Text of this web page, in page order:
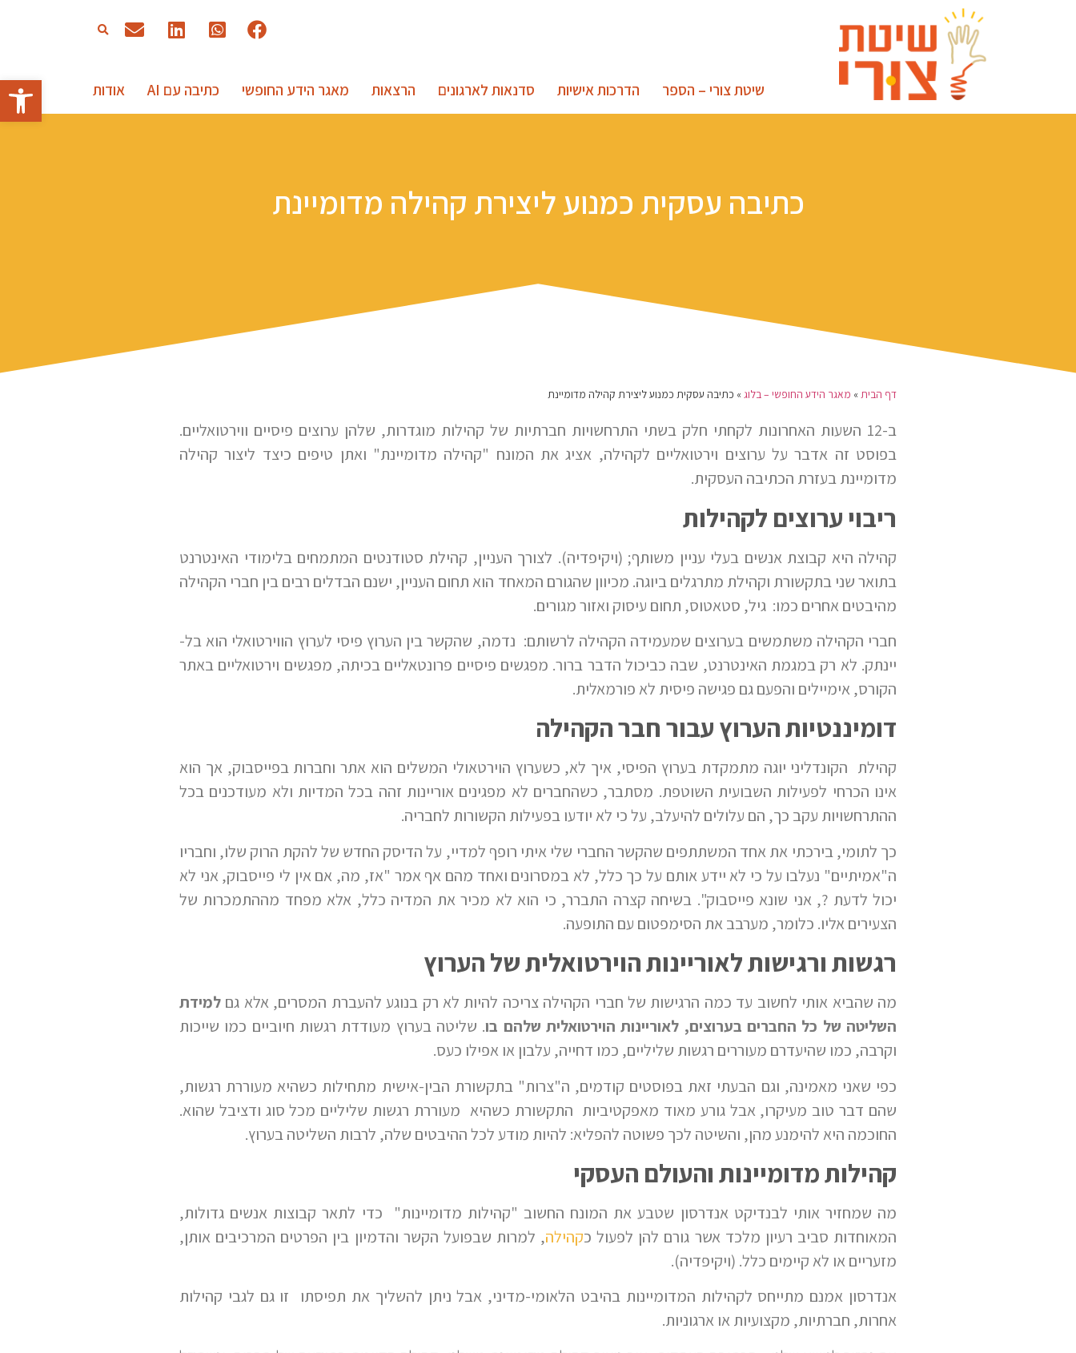
שיטת צורי – הספר הדרכות אישיות סדנאות לארגונים הרצאות מאגר הידע החופשי כתיבה עם AI אודות
כתיבה עסקית כמנוע ליצירת קהילה מדומיינת
דף הבית » מאגר הידע החופשי – בלוג » כתיבה עסקית כמנוע ליצירת קהילה מדומיינת
ב-12 השעות האחרונות לקחתי חלק בשתי התרחשויות חברתיות של קהילות מוגדרות, שלהן ערוצים פיסיים ווירטואליים.
בפוסט זה אדבר על ערוצים וירטואליים לקהילה, אציג את המונח "קהילה מדומיינת" ואתן טיפים כיצד ליצור קהילה
מדומיינת בעזרת הכתיבה העסקית.
ריבוי ערוצים לקהילות
קהילה היא קבוצת אנשים בעלי עניין משותף; (ויקיפדיה). לצורך העניין, קהילת סטודנטים המתמחים בלימודי האינטרנט
בתואר שני בתקשורת וקהילת מתרגלים ביוגה. מכיוון שהגורם המאחד הוא תחום העניין, ישנם הבדלים רבים בין חברי הקהילה
מהיבטים אחרים כמו: גיל, סטאטוס, תחום עיסוק ואזור מגורים.
חברי הקהילה משתמשים בערוצים שמעמידה הקהילה לרשותם: נדמה, שהקשר בין הערוץ פיסי לערוץ הווירטואלי הוא בל-
יינתק. לא רק במגמת האינטרנט, שבה כביכול הדבר ברור. מפגשים פיסיים פרונטאליים בכיתה, מפגשים וירטואליים באתר
הקורס, אימיילים והפעם גם פגישה פיסית לא פורמאלית.
דומיננטיות הערוץ עבור חבר הקהילה
קהילת הקונדליני יוגה מתמקדת בערוץ הפיסי, איך לא, כשערוץ הוירטאולי המשלים הוא אתר וחברות בפייסבוק, אך הוא
אינו הכרחי לפעילות השבועית השוטפת. מסתבר, כשהחברים לא מפגינים אוריינות זהה בכל המדיות ולא מעודכנים בכל
ההתרחשויות עקב כך, הם עלולים להיעלב, על כי לא יודעו בפעילות הקשורות לחבריה.
כך לתומי, בירכתי את אחד המשתתפים שהקשר החברי שלי איתי רופף למדיי, על הדיסק החדש של להקת הרוק שלו, וחבריו
ה"אמיתיים" נעלבו על כי לא יידע אותם על כך כלל, לא במסרונים ואחד מהם אף אמר "אז, מה, אם אין לי פייסבוק, אני לא
יכול לדעת ?, אני שונא פייסבוק". בשיחה קצרה התברר, כי הוא לא מכיר את המדיה כלל, אלא מפחד מההתמכרות של
הצעירים אליו. כלומר, מערבב את הסימפטום עם התופעה.
רגשות ורגישות לאוריינות הוירטואלית של הערוץ
מה שהביא אותי לחשוב עד כמה הרגישות של חברי הקהילה צריכה להיות לא רק בנוגע להעברת המסרים, אלא גם למידת
השליטה של כל החברים בערוצים, לאוריינות הוירטואלית שלהם בו. שליטה בערוץ מעודדת רגשות חיוביים כמו שייכות
וקרבה, כמו שהיעדרם מעוררים רגשות שליליים, כמו דחייה, עלבון או אפילו כעס.
כפי שאני מאמינה, וגם הבעתי זאת בפוסטים קודמים, ה"צרות" בתקשורת הבין-אישית מתחילות כשהיא מעוררת רגשות,
שהם דבר טוב מעיקרו, אבל גורע מאוד מאפקטיביות התקשורת כשהיא מעוררת רגשות שליליים מכל סוג ודציבל שהוא.
החוכמה היא להימנע מהן, והשיטה לכך פשוטה להפליא: להיות מודע לכל ההיבטים שלה, לרבות השליטה בערוץ.
קהילות מדומיינות והעולם העסקי
מה שמחזיר אותי לבנדיקט אנדרסון שטבע את המונח החשוב "קהילות מדומיינות" כדי לתאר קבוצות אנשים גדולות,
המאוחדות סביב רעיון מלכד אשר גורם להן לפעול כקהילה, למרות שבפועל הקשר והדמיון בין הפרטים המרכיבים אותן,
מזעריים או לא קיימים כלל. (ויקיפדיה).
אנדרסון אמנם מתייחס לקהילות המדומיינות בהיבט הלאומי-מדיני, אבל ניתן להשליך את תפיסתו זו גם לגבי קהילות
אחרות, חברתיות, מקצועיות או ארגוניות.
פתח